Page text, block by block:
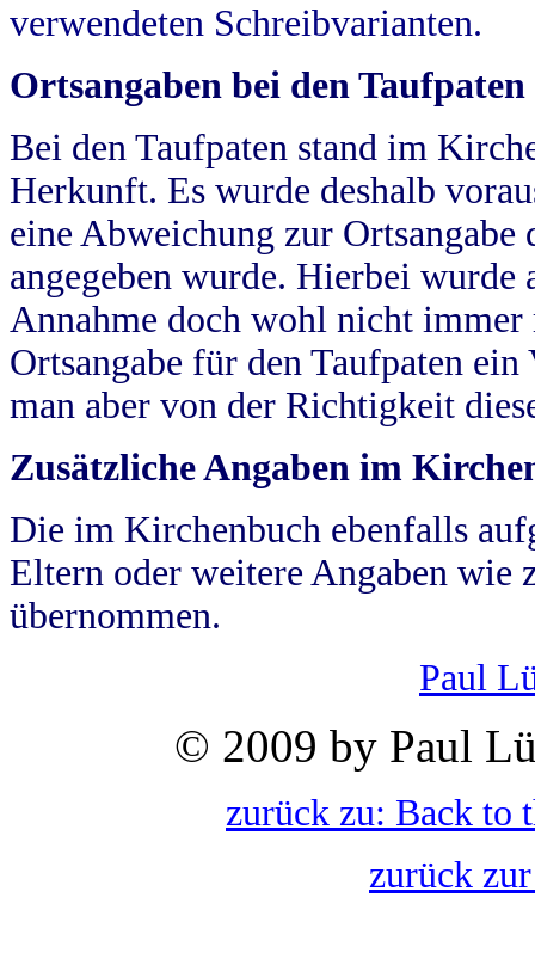
verwendeten Schreibvarianten.
Ortsangaben bei den Taufpaten
Bei den Taufpaten stand im
Herkunft. Es wurde deshalb
eine Abweichung zur
angegeben wurde. Hierbei wurde
Annahme doch wohl nicht
Ortsangabe für den Taufpaten
man aber von der Richtigkeit
Zusätzliche Angaben im
Die im Kirchenbuch ebenfalls
Eltern oder weitere Angaben wie
übernommen.
Paul
© 2009 by Paul
zurück zu: Back to
zurück